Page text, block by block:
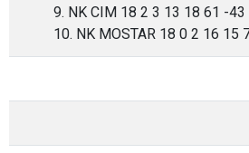
9. NK CIM 18 2 3 13 18 61 -43
10. NK MOSTAR 18 0 2 16 15